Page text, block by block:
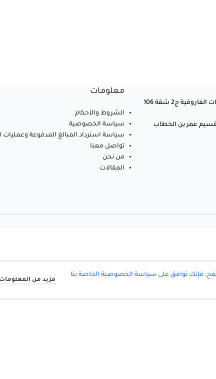
الادارة : 53 ش جسر السويس عمارات الفاروقية ج2 شقة 106
ش المروة تقسيم عمر بن الخطاب
معلومات
الشروط والأحكام
سياسة الخصوصية
سياسة استرداد المبالغ المدفوعة وعمليات
تواصل معنا
من نحن
المقالات
فإنك توافق على سياسة الخصوصية الخاصة بنا
مزيد من المعلومات